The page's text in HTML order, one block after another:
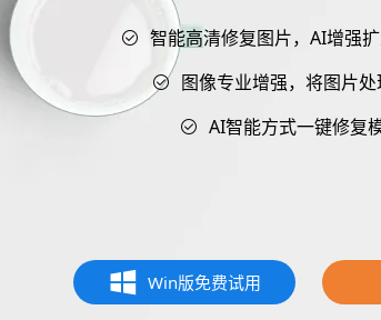
智能高清修复图片，AI增强
图像专业增强，将图片
AI智能方式一键修复
Win版免费试用